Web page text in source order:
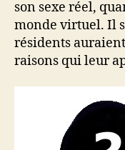
son sexe réel,
monde virtuel. Il
résidents
raisons qui leur